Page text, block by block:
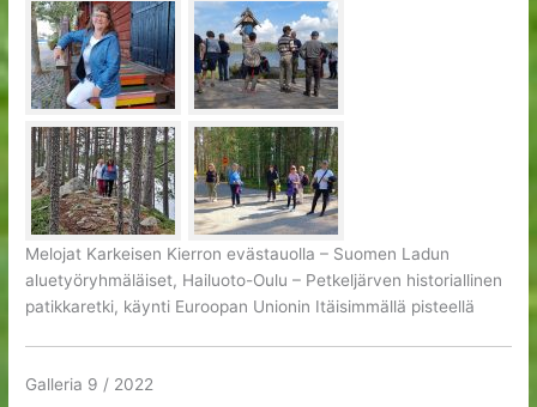
Melojat Karkeisen Kierron evästauolla – Suomen Ladun
aluetyöryhmäläiset, Hailuoto-Oulu – Petkeljärven historiallinen
patikkaretki, käynti Euroopan Unionin Itäisimmällä pisteellä
Galleria 9 / 2022